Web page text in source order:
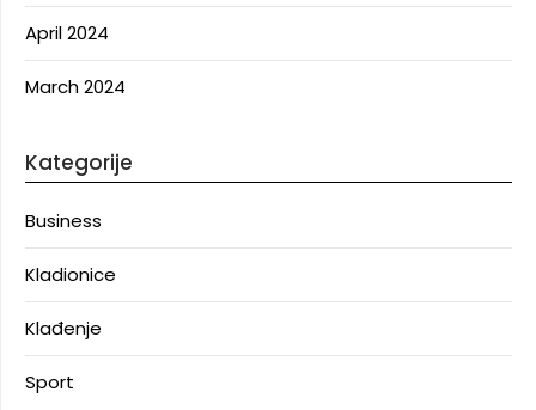
April 2024
March 2024
Kategorije
Business
Kladionice
Klađenje
Sport